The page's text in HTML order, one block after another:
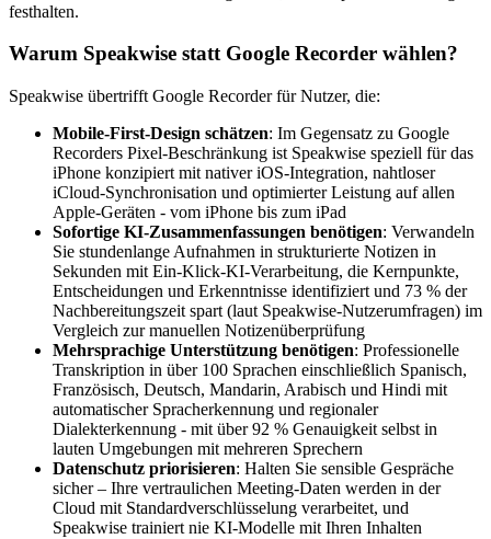
festhalten.
Warum Speakwise statt Google Recorder wählen?
Speakwise übertrifft Google Recorder für Nutzer, die:
Mobile-First-Design schätzen: Im Gegensatz zu Google
Recorders Pixel-Beschränkung ist Speakwise speziell für das
iPhone konzipiert mit nativer iOS-Integration, nahtloser
iCloud-Synchronisation und optimierter Leistung auf allen
Apple-Geräten - vom iPhone bis zum iPad
Sofortige KI-Zusammenfassungen benötigen: Verwandeln
Sie stundenlange Aufnahmen in strukturierte Notizen in
Sekunden mit Ein-Klick-KI-Verarbeitung, die Kernpunkte,
Entscheidungen und Erkenntnisse identifiziert und 73 % der
Nachbereitungszeit spart (laut Speakwise-Nutzerumfragen) im
Vergleich zur manuellen Notizenüberprüfung
Mehrsprachige Unterstützung benötigen: Professionelle
Transkription in über 100 Sprachen einschließlich Spanisch,
Französisch, Deutsch, Mandarin, Arabisch und Hindi mit
automatischer Spracherkennung und regionaler
Dialekterkennung - mit über 92 % Genauigkeit selbst in
lauten Umgebungen mit mehreren Sprechern
Datenschutz priorisieren: Halten Sie sensible Gespräche
sicher – Ihre vertraulichen Meeting-Daten werden in der
Cloud mit Standardverschlüsselung verarbeitet, und
Speakwise trainiert nie KI-Modelle mit Ihren Inhalten